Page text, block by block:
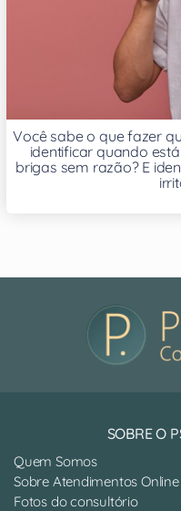
Você sabe o que fazer
identificar quando
brigas sem razão? E
SOBRE O
Quem Somos
Sobre Atendimentos Online
Fotos do consultório